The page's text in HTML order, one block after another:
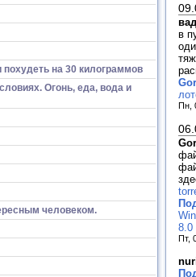
похудеть на 30 килограммов
Огонь, еда, вода и
человеком.
в
Пн,
8.0
Пт,